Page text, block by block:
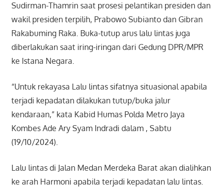
Sudirman-Thamrin saat prosesi pelantikan presiden dan
wakil presiden terpilih, Prabowo Subianto dan Gibran
Rakabuming Raka. Buka-tutup arus lalu lintas juga
diberlakukan saat iring-iringan dari Gedung DPR/MPR
ke Istana Negara.
“Untuk rekayasa Lalu lintas sifatnya situasional apabila
terjadi kepadatan dilakukan tutup/buka jalur
kendaraan,” kata Kabid Humas Polda Metro Jaya
Kombes Ade Ary Syam Indradi dalam , Sabtu
(19/10/2024).
Lalu lintas di Jalan Medan Merdeka Barat akan dialihkan
ke arah Harmoni apabila terjadi kepadatan lalu lintas.